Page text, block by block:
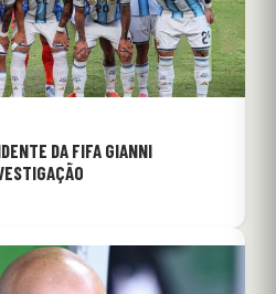
DA FIFA GIANNI